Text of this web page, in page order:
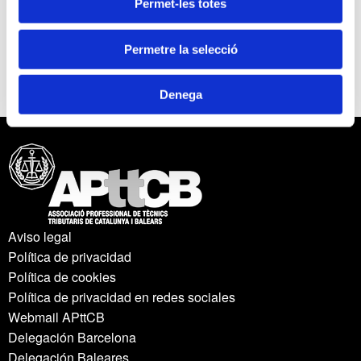
Permet-les totes
Permetre la selecció
Denega
vàlid per a la persona assistent al curs; per
acollir-vos a aquest descompte, seleccioneu la
tarifa “Alumne Curs IRPF” a l’hora de fer la
inscripció.
Aviso legal
Política de privacidad
Política de cookies
Política de privacidad en redes sociales
Webmail APttCB
Delegación Barcelona